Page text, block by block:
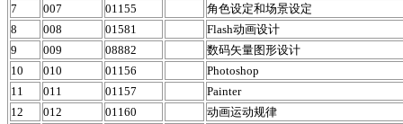
7
007 01155
角色设定和场景设定
8
008 01581
Flash动画设计
9
009 08882
数码矢量图形设计
10
010 01156
Photoshop
11
011 01157
Painter
12
012 01160
动画运动规律